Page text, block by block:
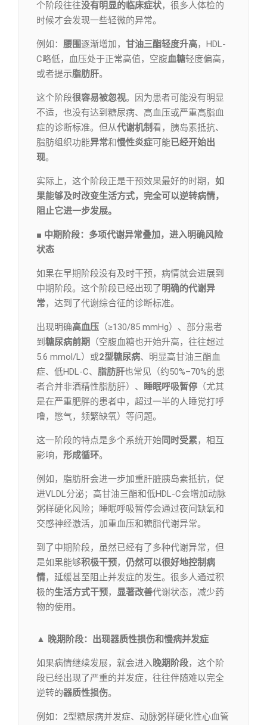
个阶段往往没有明显的临床症状，很多人体检的
时候才会发现一些轻微的异常。
例如： 腰围逐渐增加， 甘油三酯轻度升高，HDL-
C略低，血压处于正常高值，空腹血糖轻度偏高，
或者提示脂肪肝。
这个阶段很容易被忽视。因为患者可能没有明显
不适，也没有达到糖尿病、高血压或严重高脂血
症的诊断标准。但从代谢机制看，胰岛素抵抗、
脂肪组织功能异常和慢性炎症可能已经开始出
现。
实际上，这个阶段正是干预效果最好的时期， 如
果能够及时改变生活方式，完全可以逆转病情，
阻止它进一步发展。
■ 中期阶段：多项代谢异常叠加，进入明确风险
状态
如果在早期阶段没有及时干预，病情就会进展到
中期阶段。这个阶段已经出现了明确的代谢异
常，达到了代谢综合征的诊断标准。
出现明确高血压 （≥130/85 mmHg）、部分患者
到 糖尿病前期
（空腹血糖也开始升高，往往超过
5.6 mmol/L）或2型糖尿病、明显高甘油三酯血
症、低HDL-C、 脂肪肝也常见（约50%–70%的患
者合并非酒精性脂肪肝）、
睡眠呼吸暂停 （尤其
是在严重肥胖的患者中，超过一半的人睡觉打呼
噜，憋气，频繁缺氧）等问题。
这一阶段的特点是多个系统开始同时受累，相互
影响， 形成循环。
例如，脂肪肝会进一步加重肝脏胰岛素抵抗，促
进VLDL分泌；高甘油三酯和低HDL-C会增加动脉
粥样硬化风险；睡眠呼吸暂停会通过夜间缺氧和
交感神经激活，加重血压和糖脂代谢异常。
到了中期阶段，虽然已经有了多种代谢异常，但
是如果能够积极干预， 仍然可以很好地控制病
情，延缓甚至阻止并发症的发生。很多人通过积
极的生活方式干预， 显著改善代谢状态，减少药
物的使用。
▲ 晚期阶段：出现器质性损伤和慢病并发症
如果病情继续发展，就会进入晚期阶段，这个阶
段已经出现了严重的并发症，往往伴随难以完全
逆转的器质性损伤。
例如：2型糖尿病并发症、动脉粥样硬化性心血管